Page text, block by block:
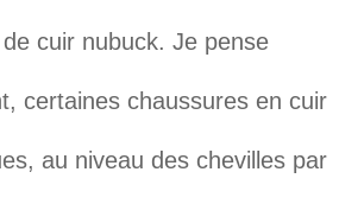
cuir nubuck. Je pense
certaines chaussures en cuir
au niveau des chevilles par